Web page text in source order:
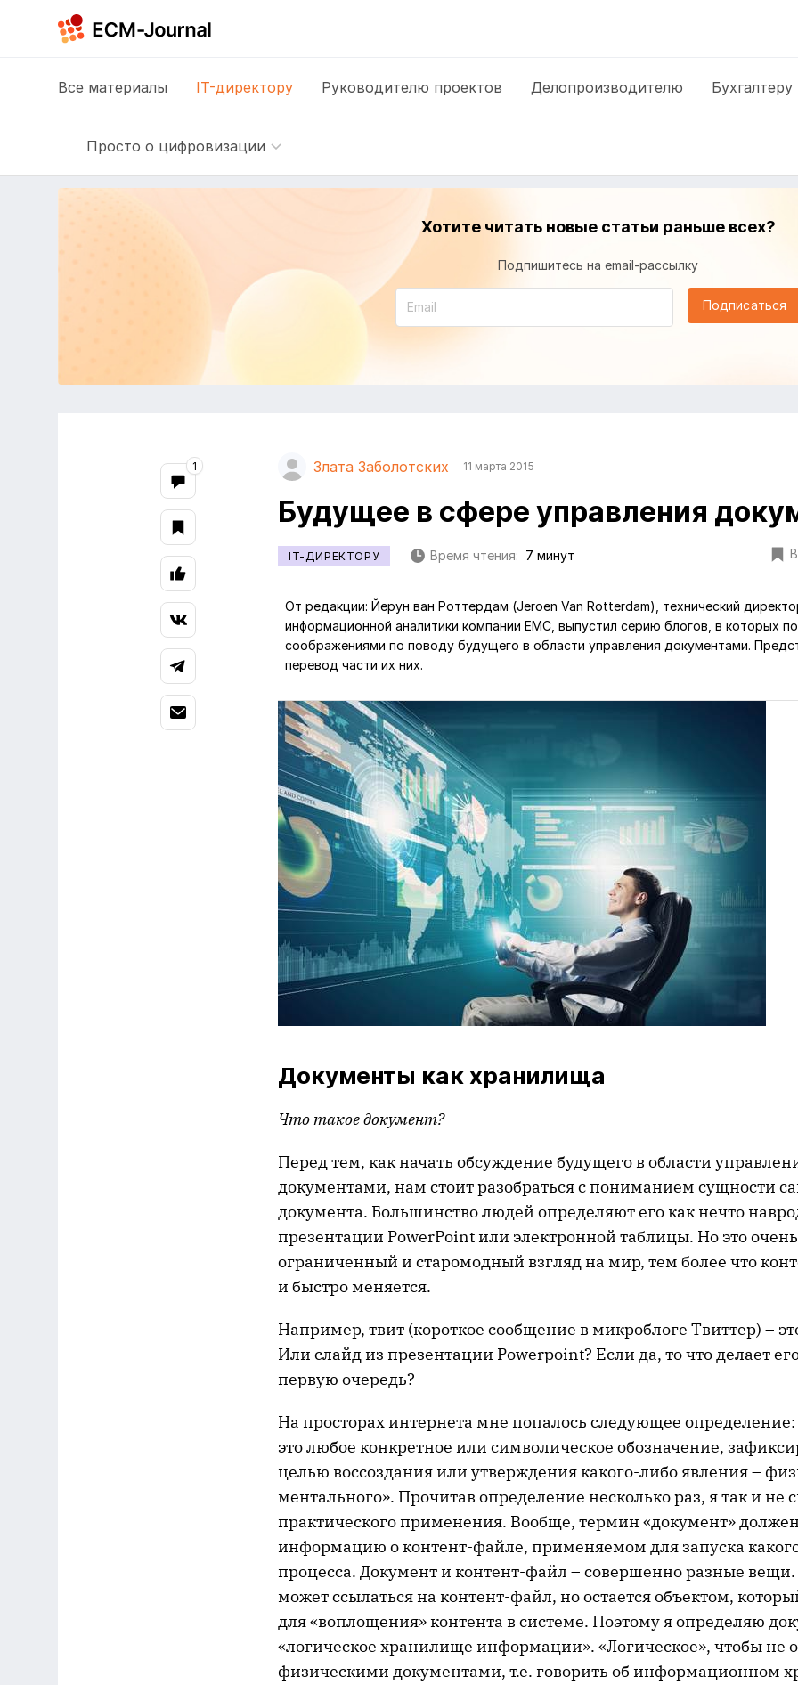
Все материалы IT-директору Руководителю проектов Делопроизводителю Бухгалтеру
Просто о цифровизации
Хотите читать новые статьи раньше всех?
Подпишитесь на email-рассылку
Подписаться
Злата Заболотских 11 марта 2015
Будущее в сфере управления
IT-ДИРЕКТОРУ Время чтения: 7 минут
От редакции: Йерун ван Роттердам (Jeroen Van Rotterdam), технический
информационной аналитики компании EMC, выпустил серию блогов, в которых
соображениями по поводу будущего в области управления документами.
перевод части их них.
Документы как хранилища
Что такое документ?
Перед тем, как начать обсуждение будущего в области
документами, нам стоит разобраться с пониманием сущности
документа. Большинство людей определяют его как нечто
презентации PowerPoint или электронной таблицы. Но это очень
ограниченный и старомодный взгляд на мир, тем более что
и быстро меняется.
Например, твит (короткое сообщение в микроблоге Твиттер) –
Или слайд из презентации Powerpoint? Если да, то что делает
первую очередь?
На просторах интернета мне попалось следующее
это любое конкретное или символическое обозначение,
целью воссоздания или утверждения какого-либо явления –
ментального». Прочитав определение несколько раз, я так и не
практического применения. Вообще, термин «документ»
информацию о контент-файле, применяемом для запуска
процесса. Документ и контент-файл – совершенно разные
может ссылаться на контент-файл, но остается объектом,
для «воплощения» контента в системе. Поэтому я определяю
«логическое хранилище информации». «Логическое», чтобы не
физическими документами, т.е. говорить об информационном
1